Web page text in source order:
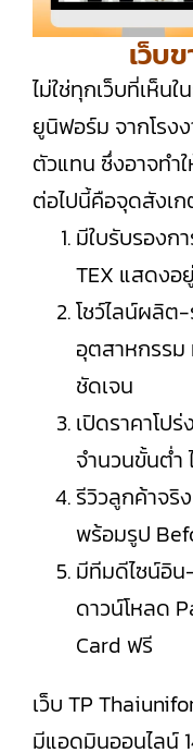
เว็บ
ไม่ใช่ทุกเว็บที่เห็น
ยูนิฟอร์ม จากโรง
ตัวแทน ซึ่งอาจท
ต่อไปนี้คือจุดสังเก
มีใบรับรองก
TEX แสดงอ
โชว์ไลน์ผลิต
อุตสาหกรรม
ชัดเจน
เปิดราคาโป
จำนวนขั้นต่
รีวิวลูกค้าจ
พร้อมรูป
มีทีมดีไซน์อิน
ดาวน์โหลด
Card ฟรี
เว็บ TP
มีแอดมินออนไลน์